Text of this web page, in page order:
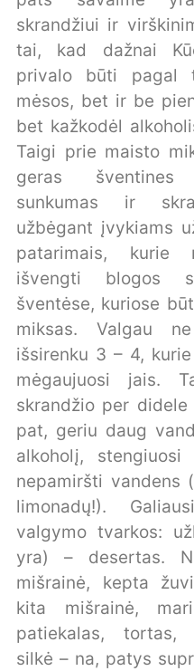
skrandžiui ir
tai, kad dažnai
privalo būti pagal
mėsos, bet ir be
bet kažkodėl
Taigi prie maisto
geras šventines
sunkumas ir
užbėgant įvykiams
patarimais, kurie
išvengti blogos
šventėse, kuriose
miksas. Valgau
išsirenku 3 – 4,
mėgaujuosi jais.
skrandžio per
pat, geriu daug
alkoholį,
nepamiršti vandens
limonadų!).
valgymo tvarkos:
yra) – desertas.
mišrainė, kepta
kita mišrainė,
patiekalas, tortas,
silkė – na, patys